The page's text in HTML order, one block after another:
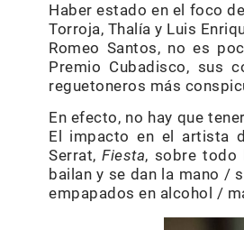
Haber estado en el foco
Torroja, Thalía y Luis
Romeo Santos, no es
Premio Cubadisco, sus
reguetoneros más
En efecto, no hay que
El impacto en el artista
Serrat,Fiesta, sobre todo
bailan y se dan la mano /
empapados en alcohol /